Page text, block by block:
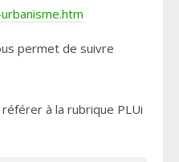
permet de suivre
à la rubrique PLUi